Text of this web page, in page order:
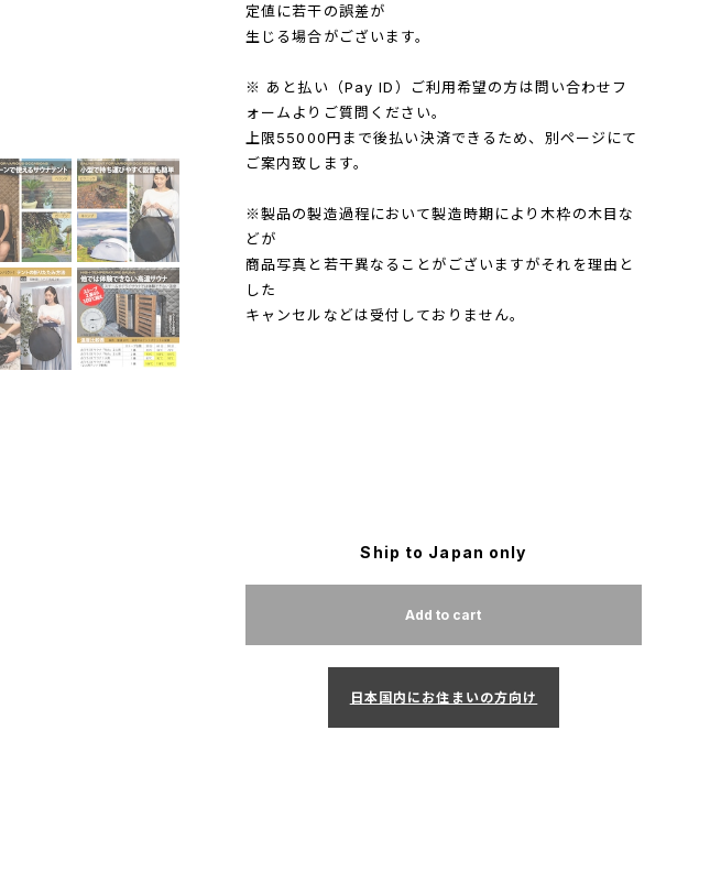
定値に若干の誤差が
生じる場合がございます。
※ あと払い（Pay ID）ご利用希望の方は問い合わせフ
ォームよりご質問ください。
上限55000円まで後払い決済できるため、別ページにて
ご案内致します。
※製品の製造過程において製造時期により木枠の木目な
どが
商品写真と若干異なることがございますがそれを理由と
した
キャンセルなどは受付しておりません。
Ship to Japan only
Add to cart
日本国内にお住まいの方向け